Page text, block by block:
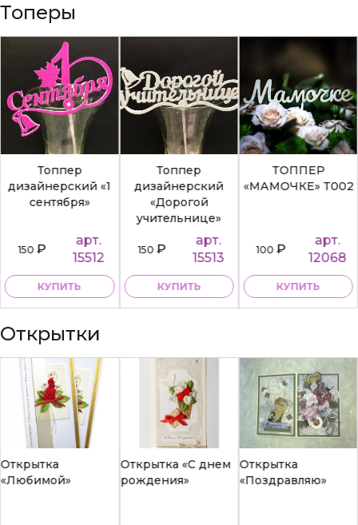
Топеры
Топпер
дизайнерский «1
сентября»
150₽
арт.
15512
КУПИТЬ
Топпер
дизайнерский
«Дорогой
учительнице»
150₽
арт.
15513
КУПИТЬ
ТОППЕР
«МАМОЧКЕ» Т002
100₽
арт.
12068
КУПИТЬ
Открытки
Открытка
«Любимой»
Открытка «С днем
рождения»
Открытка
«Поздравляю»